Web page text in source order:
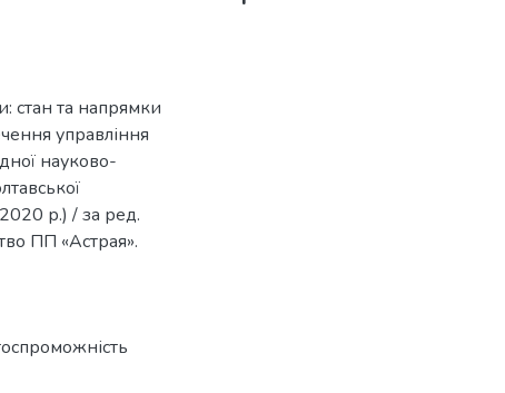
стан та напрямки
управління
науково-
р.) / за ред.
ПП «Астрая».